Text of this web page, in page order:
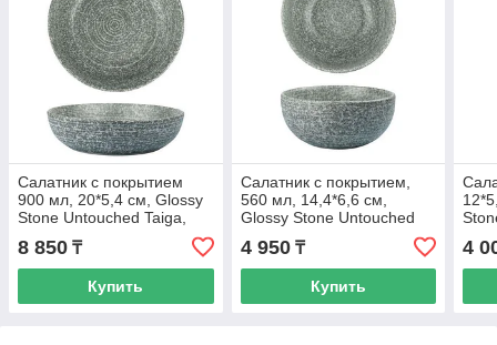
Салатник с покрытием
900 мл, 20*5,4 см, Glossy
Stone Untouched Taiga,
P.L. Proff Cuisine
8 850 ₸
Купить
Салатник с покрытием,
560 мл, 14,4*6,6 см,
Glossy Stone Untouched
Taiga, P.L. Proff Cuisine
4 950₸
Купить
4